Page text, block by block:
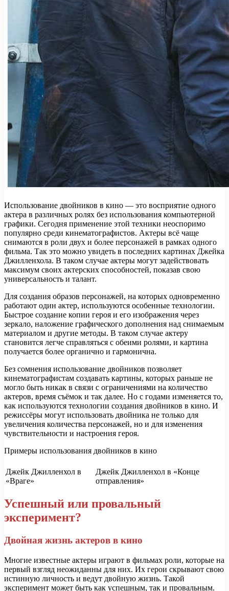
Использование двойников в кино — это восприятие одного
актера в различных ролях без использования компьютерной
графики. Сегодня применение этой техники неоспоримо
популярно среди кинематографистов. Актеры всё чаще
снимаются в роли двух и более персонажей в рамках одного
фильма. Так это можно увидеть в последних картинах Джейка
Джилленхола. В таком случае актеры могут задействовать
максимум своих актерских способностей, показав свою
универсальность и талант.
Для создания образов персонажей, на которых одновременно
работают один актер, используются особенные технологии.
Быстрое создание копии героя и его изображения через
зеркало, наложение графического дополнения над снимаемым
материалом и другие методы. В таком случае актеру
становится легче справляться с обеими ролями, и картина
получается более органично и гармонична.
Без сомнения использование двойников позволяет
кинематографистам создавать картины, которых раньше не
могло быть никак в связи с ограничениями на количество
актеров, время съёмок и так далее. Но с годами изменяется то,
как используются технологии создания двойников в кино. И
режиссёры могут использовать двойника не только для
увеличения количества персонажей, но и для изменения
чувствительности и настроения героя.
Примеры использования двойников в кино
Джейк Джилленхол в
«Враге»
Джейк Джилленхол в «Конце
отправления»
Успешный или провальный
эксперимент?
Двойная жизнь актеров в кино
Многие известные актеры играют в фильмах роли, которые на
первый взгляд неожиданны для них. Их герои скрывают свою
истинную личность и ведут двойную жизнь. Такой
эксперимент может быть как успешным, так и провальным.